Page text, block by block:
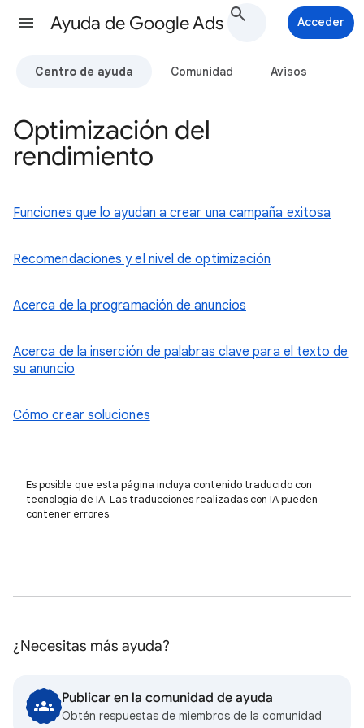
Ayuda de Google Ads Acceder
Centro de ayuda Comunidad Avisos
Optimización del
rendimiento
Funciones que lo ayudan a crear una campaña exitosa
Recomendaciones y el nivel de optimización
Acerca de la programación de anuncios
Acerca de la inserción de palabras clave para el texto de
su anuncio
Cómo crear soluciones
Es posible que esta página incluya contenido traducido con
tecnología de IA. Las traducciones realizadas con IA pueden
contener errores.
¿Necesitas más ayuda?
Publicar en la comunidad de ayuda
Obtén respuestas de miembros de la comunidad